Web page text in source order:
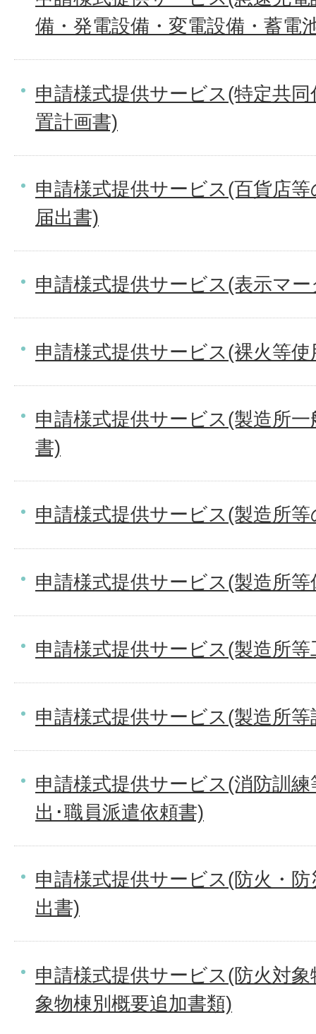
備・発電設備・変電設備・蓄電
申請様式提供サービス(特定共
置計画書)
申請様式提供サービス(百貨店
届出書)
申請様式提供サービス(表示マ
申請様式提供サービス(裸火等
申請様式提供サービス(製造所
書)
申請様式提供サービス(製造所
申請様式提供サービス(製造所
申請様式提供サービス(製造所
申請様式提供サービス(製造所
申請様式提供サービス(消防訓
出･職員派遣依頼書)
申請様式提供サービス(防火・
出書)
申請様式提供サービス(防火対
象物棟別概要追加書類)